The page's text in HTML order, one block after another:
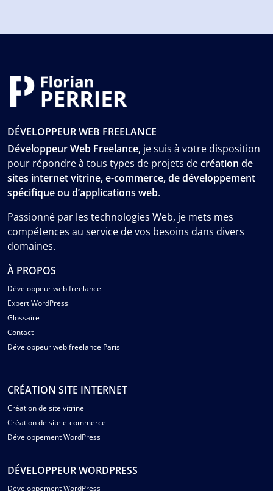
DÉVELOPPEUR WEB FREELANCE
Développeur Web Freelance, je suis à votre disposition
pour répondre à tous types de projets decréation de
sites internet vitrine, e-commerce, de développement
spécifique ou d’applications web.
Passionné par les technologies Web, je mets mes
compétences au service de vos besoins dans divers
domaines.
À PROPOS
Développeur web freelance
Expert WordPress
Glossaire
Contact
Développeur web freelance Paris
CRÉATION SITE INTERNET
Création de site vitrine
Création de site e-commerce
Développement WordPress
DÉVELOPPEUR WORDPRESS
Développement WordPress